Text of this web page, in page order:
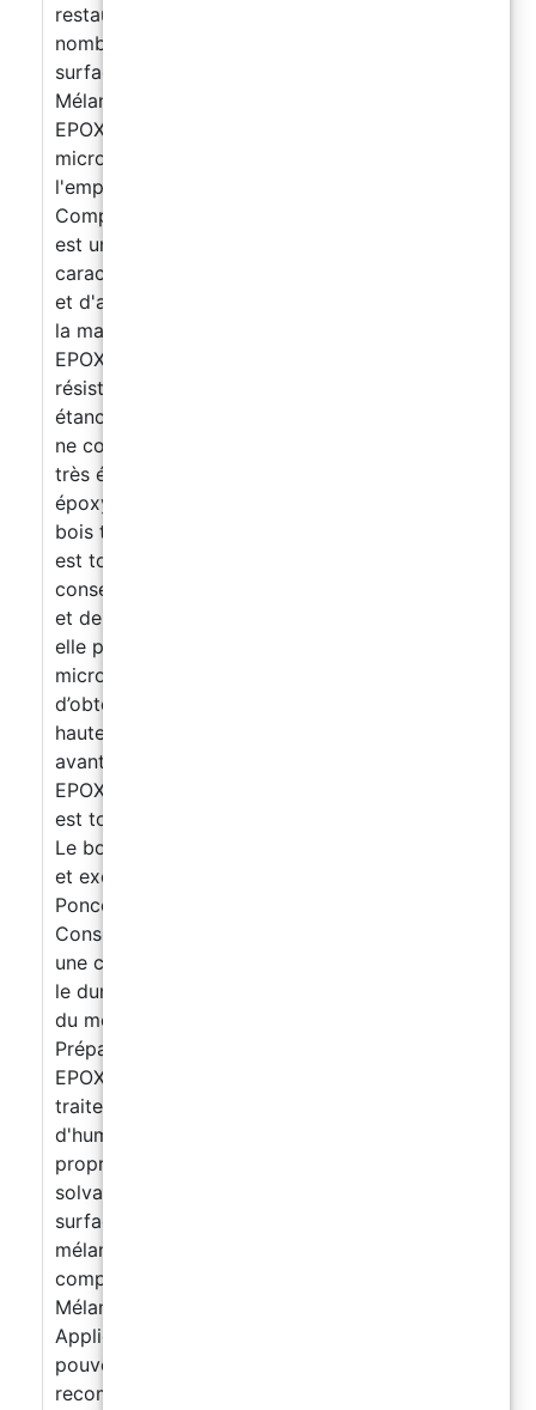
restaurer le bois, la fibre de verre et de
nombreux autres supports. Excellent pour les
surfaces en bois, en fibre de verre et en métal.
Mélanger 1 partie de RÉSINE ÉPOXY
EPOXYWOOD catalysée + 2/3 parties de
microsphères de verre Resin Pro. Rapport sur
l'emploi (en poids) : Composant A : 2
Composant B : 1 RÉSINE ÉPOXY EPOXYWOOD
est un produit de pointe doté d'excellentes
caractéristiques de pénétration, de flexibilité
et d'adhérence, qui le rendent indispensable à
la maintenance. Avec le RÉSINE ÉPOXY
EPOXYWOOD, vous obtenez une liaison très
résistante, la protection de surface et une
étanchéité du support. Couleur: transparent,
ne convient pas aux applications de moulage
très épaisses (nous recommandons la résine
époxy transparente ResinPro dans ce cas) Le
bois traité avec RÉSINE ÉPOXY EPOXYWOOD
est totalement imperméabilisé et renforcé en
conservant ses caractéristiques de flexibilité
et de résistance intactes. Une fois catalysée,
elle peut être mélangée à ses additifs. Les
microsphères de verre Resin Pro permettent
d’obtenir des stucs faciles à appliquer et à très
haute résistance. Préparation des surfaces:
avant d’intervenir avec le RÉSINE ÉPOXY
EPOXYWOOD, s’assurer que la surface à traiter
est totalement sèche et exempte d’humidité.
Le bois à traiter doit toujours être propre, sec
et exempt d'huile et / ou de graisse, etc.
Poncer les surfaces avant application.
Consommation: 150-200 gr / m2 appliqué en
une couche. Application: mélanger la base et
le durcisseur dans un rapport : 2: 1 La durée
du mélange catalysé de 30 minutes à 20 ° C.
Préparation de surface: Avant d'appliquer
EPOXYWOOD, assurez-vous que la surface à
traiter est parfaitement sèche et exempte
d'humidité. Le bois à traiter doit toujours être
propre et exempt d'huiles ou d'autres
solvants. Nous recommandons de poncer les
surfaces avant l'application. Préparation du
mélange : Mélanger le composant A et le
composant B dans un rapport de 2 : 1 .
Mélanger pendant au moins 2 minutes.
Applicable au rouleau, au pinceau. Vous
pouvez travailler 30 minutes à 20'c. Nous
recommandons un diluant époxy pour